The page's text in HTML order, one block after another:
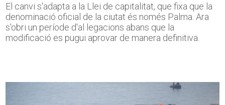
El canvi s'adapta a la Llei de capitalitat, que fixa que la
denominació oficial de la ciutat és només Palma. Ara
s'obri un període d'al·legacions abans que la
modificació es pugui aprovar de manera definitiva.